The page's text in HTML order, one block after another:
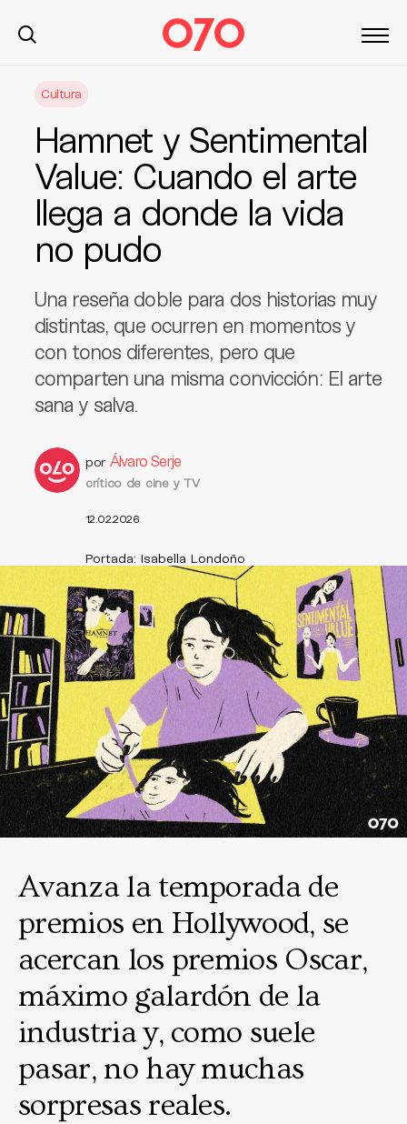
Cultura
Hamnet y Sentimental
Value: Cuando el arte
llega a donde la vida
no pudo
Una reseña doble para dos historias muy
distintas, que ocurren en momentos y
con tonos diferentes, pero que
comparten una misma convicción: El arte
sana y salva.
por Álvaro Serje
crítico de cine y TV
12.02.2026
Portada: Isabella Londoño
Avanza la temporada de
premios en Hollywood, se
acercan los premios Oscar,
máximo galardón de la
industria y, como suele
pasar, no hay muchas
sorpresas reales.